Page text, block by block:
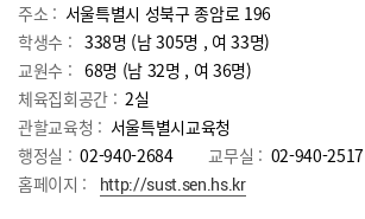
주소 : 서울특별시 성북구 종암로 196
학생수 : 338명 (남 305명 , 여 33명)
교원수 : 68명 (남 32명 , 여 36명)
체육집회공간 : 2실
관할교육청 : 서울특별시교육청
행정실 : 02-940-2684 교무실 : 02-940-2517
홈페이지 :
http://sust.sen.hs.kr